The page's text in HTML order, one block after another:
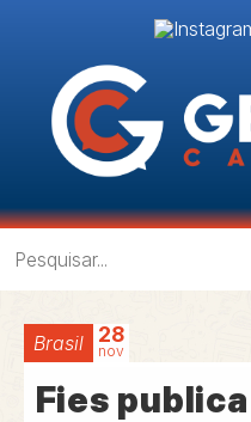
Brasil 28
nov
Fies